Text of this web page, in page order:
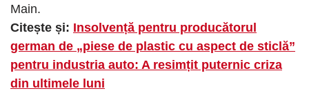
Main.
Citește și: Insolvență pentru producătorul
german de „piese de plastic cu aspect de sticlă”
pentru industria auto: A resimțit puternic criza
din ultimele luni